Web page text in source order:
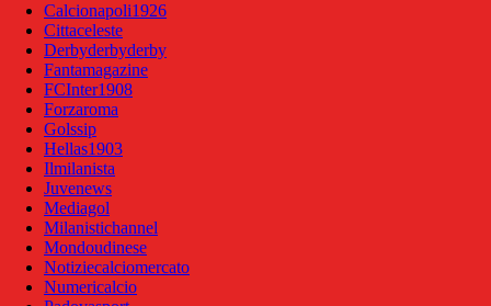
Calcionapoli1926
Cittaceleste
Derbyderbyderby
Fantamagazine
FCInter1908
Forzaroma
Golssip
Hellas1903
Ilmilanista
Juvenews
Mediagol
Milanistichannel
Mondoudinese
Notiziecalciomercato
Numericalcio